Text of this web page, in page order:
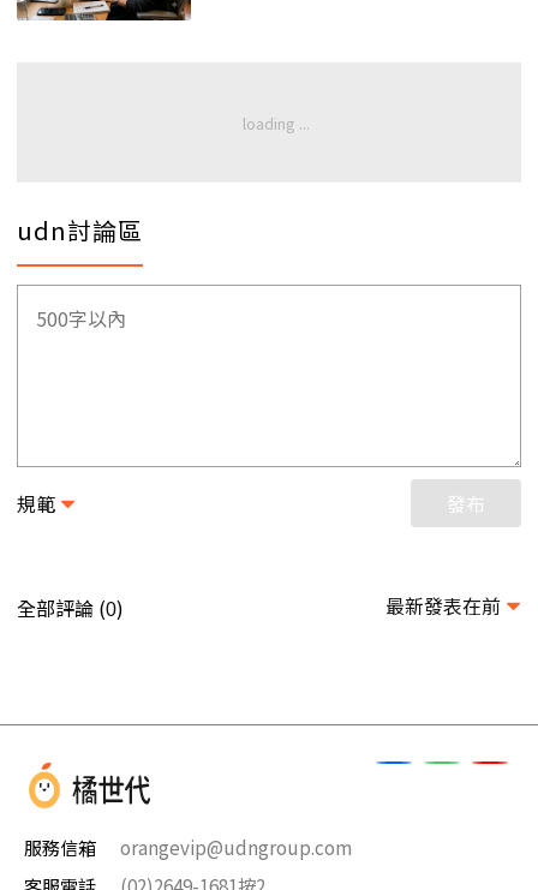
udn討論區
規範 發布
全部評論 (0) 最新發表在前
服務信箱
orangevip@udngroup.com